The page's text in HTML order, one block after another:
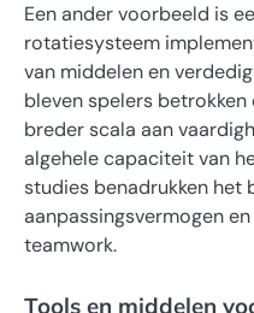
Een ander voorbeeld is
rotatiesysteem
van middelen en
bleven spelers betrokken
breder scala aan
algehele capaciteit van
studies benadrukken het
aanpassingsvermogen en
teamwork.
Tools en middelen